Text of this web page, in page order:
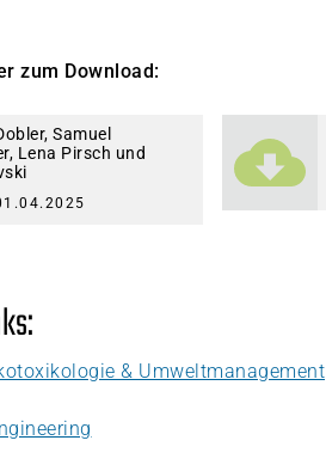
zum Download:
Samuel
Lena Pirsch und
& Umweltmanagement